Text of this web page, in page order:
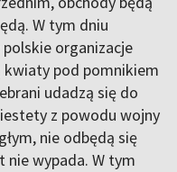
W tym dniu
organizacje
kwiaty pod pomnikiem
udadzą się do
z powodu wojny
nie odbędą się
nie wypada. W tym